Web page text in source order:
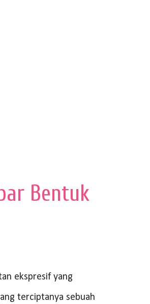
Bentuk
ekspresif yang
terciptanya sebuah